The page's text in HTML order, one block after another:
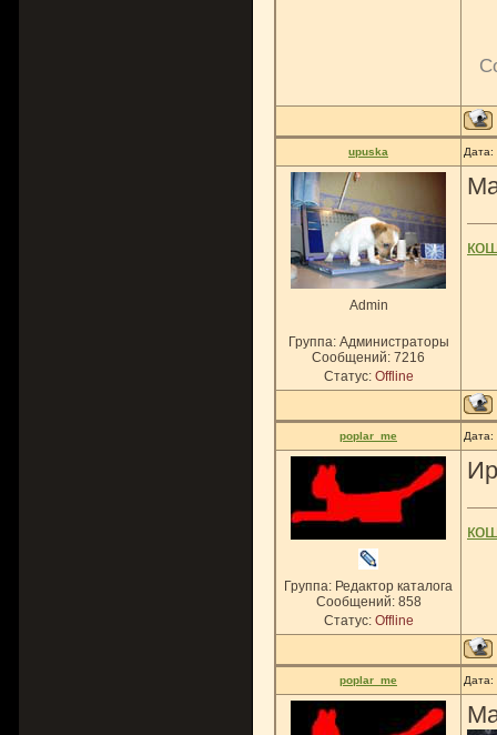
upuska Дата:
Admin
Группа: Администраторы
Сообщений: 7216
Статус: Offline
poplar_me Дата:
Группа: Редактор каталога
Сообщений: 858
Статус: Offline
poplar_me Дата: